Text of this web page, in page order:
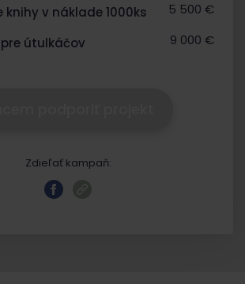
knihy v náklade 1000ks 5 500 €
útulkáčov 9 000 €
Zdieľať kampaň: